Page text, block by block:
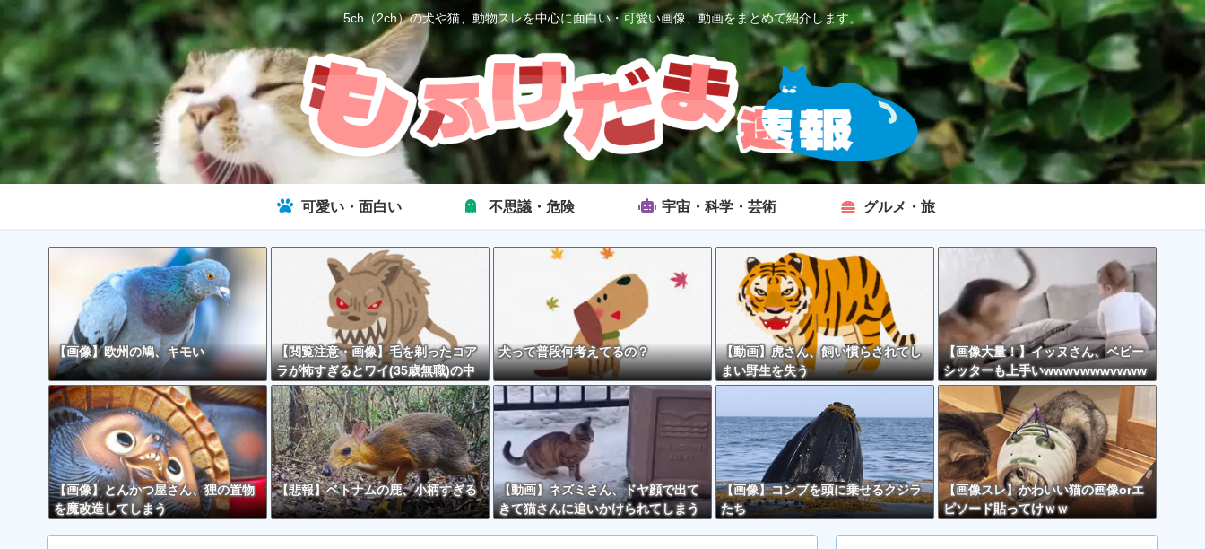
5ch（2ch）の犬や猫、動物スレを中心に面白い・可愛い画像、動画をまとめて紹介します。
可愛い・面白い 不思議・危険 宇宙・科学・芸術 グルメ・旅
【画像】欧州の鳩、キモい
【閲覧注意・画像】毛を剃ったコア
ラが怖すぎるとワイ(35歳無職)の中
で話題に
犬って普段何考えてるの？
【動画】虎さん、飼い慣らされてし
まい野生を失う
【画像大量！】イッヌさん、ベビー
シッターも上手いwwwvwwwvwww
vwwwvwww
【画像】とんかつ屋さん、狸の置物
を魔改造してしまう
【悲報】ベトナムの鹿、小柄すぎる
【動画】ネズミさん、ドヤ顔で出て
きて猫さんに追いかけられてしまう
【画像】コンブを頭に乗せるクジラ
たち
【画像スレ】かわいい猫の画像orエ
ピソード貼ってけｗｗ